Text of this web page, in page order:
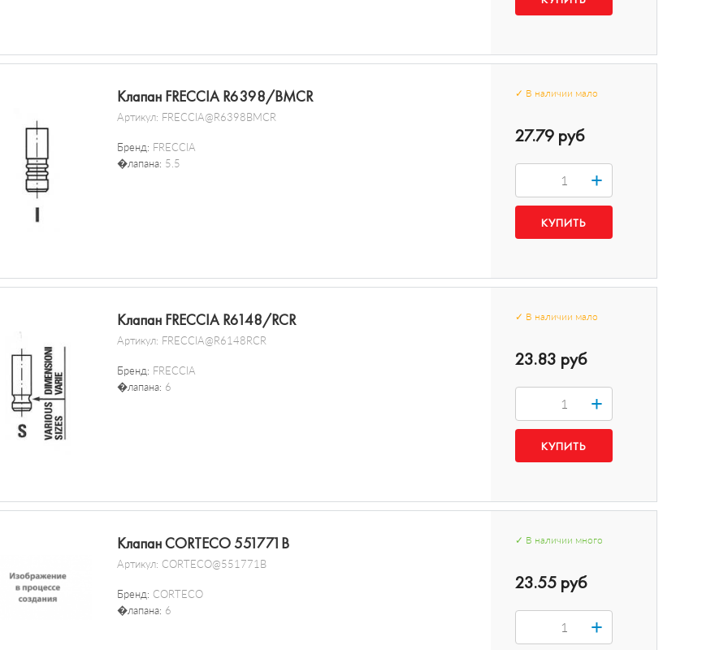
Клапан FRECCIA R6398/BMCR
Артикул: FRECCIA@R6398BMCR
Бренд: FRECCIA
�лапана: 5.5
✓ В наличии мало
27.79 руб
+
Клапан FRECCIA R6148/RCR
Артикул: FRECCIA@R6148RCR
Бренд: FRECCIA
�лапана: 6
✓ В наличии мало
23.83 руб
+
Клапан CORTECO 551771B
Артикул: CORTECO@551771B
Бренд: CORTECO
�лапана: 6
✓ В наличии много
23.55 руб
+